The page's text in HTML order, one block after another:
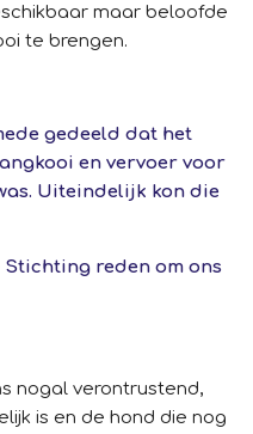
maar beloofde
te brengen.
gedeeld dat het
en vervoer voor
Uiteindelijk kon die
reden om ons
nogal verontrustend,
is en de hond die nog